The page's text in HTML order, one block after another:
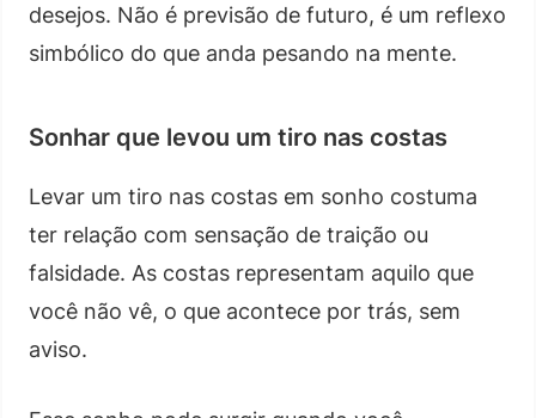
desejos. Não é previsão de futuro, é um reflexo
simbólico do que anda pesando na mente.
Sonhar que levou um tiro nas costas
Levar um tiro nas costas em sonho costuma
ter relação com sensação de traição ou
falsidade. As costas representam aquilo que
você não vê, o que acontece por trás, sem
aviso.